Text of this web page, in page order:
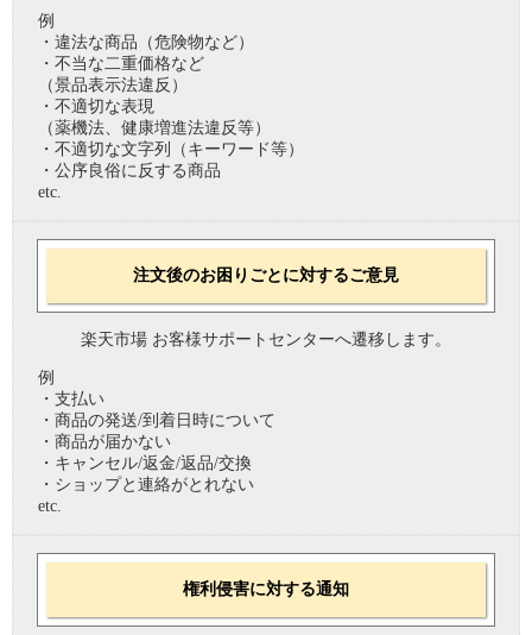
例
・違法な商品（危険物など）
・不当な二重価格など
（景品表示法違反）
・不適切な表現
（薬機法、健康増進法違反等）
・不適切な文字列（キーワード等）
・公序良俗に反する商品
etc.
注文後のお困りごとに対するご意見
楽天市場 お客様サポートセンターへ遷移します。
例
・支払い
・商品の発送/到着日時について
・商品が届かない
・キャンセル/返金/返品/交換
・ショップと連絡がとれない
etc.
権利侵害に対する通知